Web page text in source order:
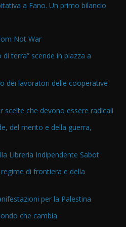
a Fano. Un primo bilancio
Not War
terra” scende in piazza a
dei lavoratori delle cooperative
scelte che devono essere radicali
del merito e della guerra,
Libreria Indipendente Sabot
di frontiera e della
per la Palestina
che cambia